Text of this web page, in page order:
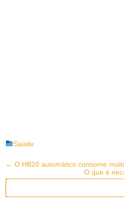
Saúde
Post
navigation
← O HB20 automático consome
O que é